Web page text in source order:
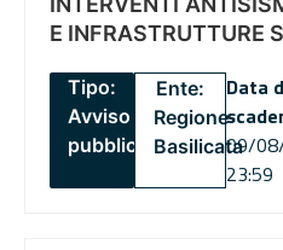
E INFRASTRUTTURE
Tipo:
Avviso
pubblico
Ente:
Regione
Basilicata
Data
09/
23:59